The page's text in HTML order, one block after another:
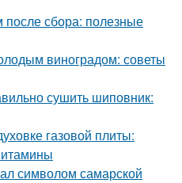
после сбора: полезные
виноградом: советы
сушить шиповник:
газовой плиты:
символом самарской